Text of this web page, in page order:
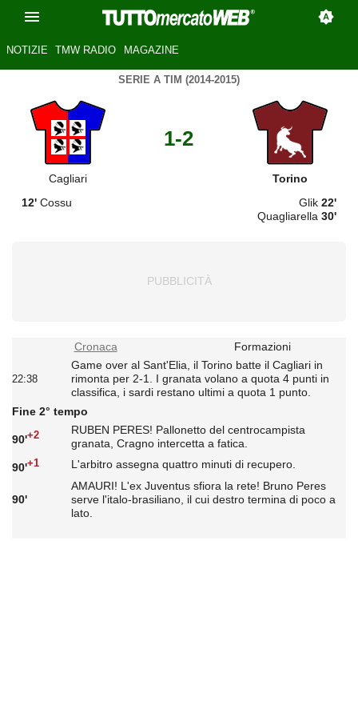
NOTIZIE TMW RADIO MAGAZINE
SERIE A TIM (2014-2015)
Cagliari
1-2
Torino
12' Cossu Glik 22'
Quagliarella 30'
Cronaca Formazioni
22:38
Game over al Sant'Elia, il Torino batte il Cagliari in
rimonta per 2-1. I granata volano a quota 4 punti in
classifica, i sardi restano ultimi a quota 1 punto.
Fine 2° tempo
90'+2
RUBEN PERES! Pallonetto del centrocampista
granata, Cragno intercetta a fatica.
90'+1 L'arbitro assegna quattro minuti di recupero.
90'
AMAURI! L'ex Juventus sfiora la rete! Bruno Peres
serve l'italo-brasiliano, il cui destro termina di poco a
lato.